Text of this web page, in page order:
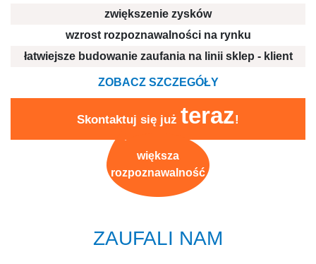
zwiększenie zysków
wzrost rozpoznawalności na rynku
łatwiejsze budowanie zaufania na linii sklep - klient
ZOBACZ SZCZEGÓŁY
Skontaktuj się już teraz!
większa
rozpoznawalność
ZAUFALI NAM